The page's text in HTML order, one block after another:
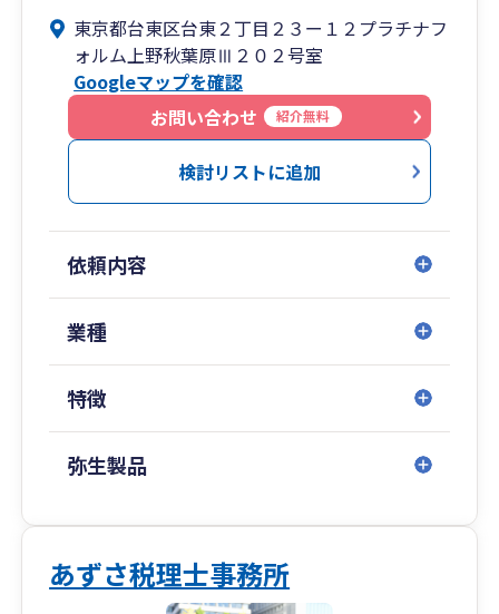
・相続に関する相談
・税務調査に関する事前相談や対応についてのご
相談
・会計・財務面のお困りごと
などを対象とした、スポットでのご相談、個別コ
ンサルティングの
サービスもご用意しております。
必要なときに、必要なテーマだけ相談したい方に
も対応可能です。
私は、仕事は「人」であると考えております。
あくまで、私たち税理士が作成する財務・税務書
類は（とても大切ですが）お客様と税理士をつな
ぐツールでしかありません。私は、人との対話に
よって発見される企業の課題を経営者の皆様と共
有し、解決したいと、そう考えております。そし
一緒に成長できる経営者の皆様と仕事をしたい
と、切に願っております。
東京都台東区台東２丁目２３ー１２プラチナフ
ォルム上野秋葉原Ⅲ２０２号室
Googleマップを確認
お問い合わせ
紹介無料
検討リストに追加
依頼内容
業種
特徴
弥生製品
あずさ税理士事務所